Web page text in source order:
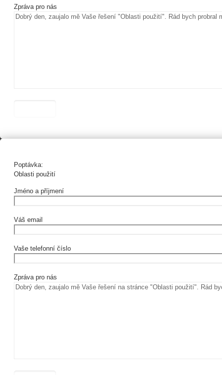
Zpráva pro nás
Poptávka:
Oblasti použití
Jméno a příjmení
Váš email
Vaše telefonní číslo
Zpráva pro nás